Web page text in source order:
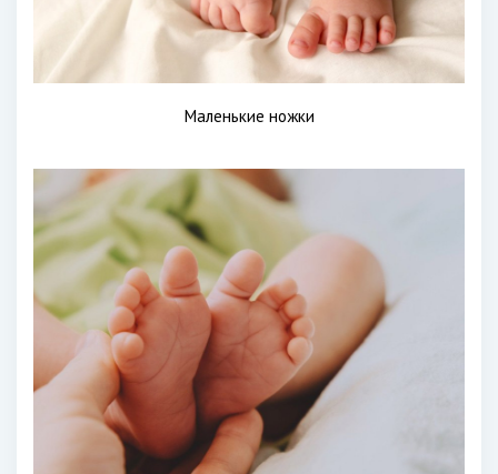
Маленькие ножки